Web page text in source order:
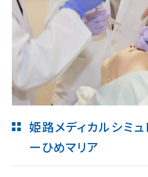
姫路メディカルシミ
ーひめマリア